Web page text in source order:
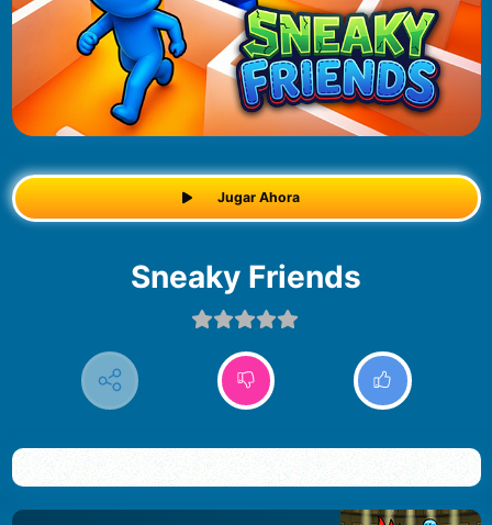
Jugar Ahora
Sneaky Friends